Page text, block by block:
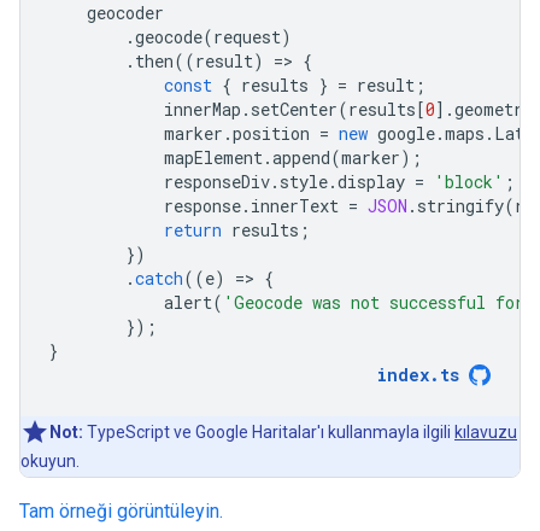
geocoder
.geocode(request)
. then((result) => {
const { results } = result ;
innerMap . setCenter(results [0].geometry
marker .position = new google.maps .
mapElement.append(marker);
responseDiv. style.display = 'block' ;
response. innerText = JSON . stringify(
return results ;
})
.catch((e) => {
alert( 'Geocode was not successful
});
}
index. ts
Not: TypeScript ve Google Haritalar'ı kullanmayla ilgili kılavuzu
okuyun.
Tam örneği görüntüleyin.